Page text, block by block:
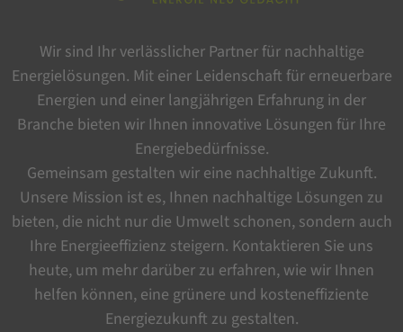
Wir sind Ihr verlässlicher Partner für nachhaltige
Energielösungen. Mit einer Leidenschaft für erneuerbare
Energien und einer langjährigen Erfahrung in der
Branche bieten wir Ihnen innovative Lösungen für Ihre
Energiebedürfnisse.
Gemeinsam gestalten wir eine nachhaltige Zukunft.
Unsere Mission ist es, Ihnen nachhaltige Lösungen zu
bieten, die nicht nur die Umwelt schonen, sondern auch
Ihre Energieeffizienz steigern. Kontaktieren Sie uns
heute, um mehr darüber zu erfahren, wie wir Ihnen
helfen können, eine grünere und kosteneffiziente
Energiezukunft zu gestalten.